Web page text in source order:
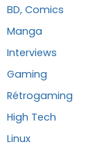
BD, Comics
Manga
Interviews
Gaming
Rétrogaming
High Tech
Linux